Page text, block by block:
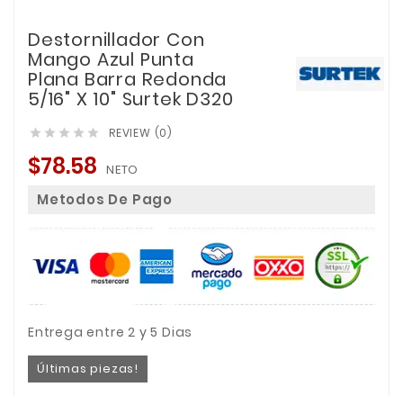
Destornillador Con
Mango Azul Punta
Plana Barra Redonda
5/16" X 10" Surtek D320
     REVIEW (0)
$78.58 NETO
Metodos De Pago
Entrega entre 2 y 5 Dias
Últimas piezas!